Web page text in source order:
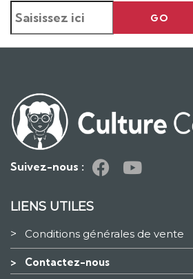
GO
Suivez-nous :
LIENS UTILES
> Conditions générales de vente
> Contactez-nous